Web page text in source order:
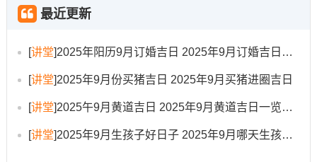
✓ 强效匹配:嫁娶、祈福求嗣、出行拆卸
✓ 附加吉兆:修造动土、上梁开光、进人口开市
财位：东南（宜摆放绿植）
喜神：正南（利于典礼开场）
吉时:7:00-9:00
最近更新
[讲堂]2025年阳历9月订婚吉日 2025年9月订婚吉日有哪几天
[讲堂]2025年9月份买猪吉日 2025年9月买猪进圈吉日
[讲堂]2025午9月黄道吉日 2025年9月黄道吉日一览表大全
[讲堂]2025年9月生孩子好日子 2025年9月哪天生孩子比较好